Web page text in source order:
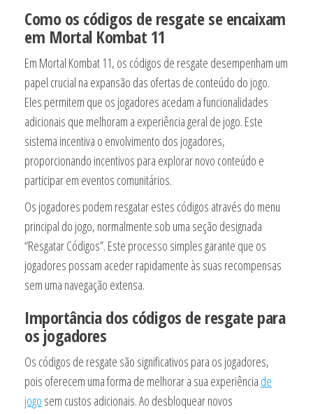
Como os códigos de resgate se encaixam
em Mortal Kombat 11
Em Mortal Kombat 11, os códigos de resgate desempenham um
papel crucial na expansão das ofertas de conteúdo do jogo.
Eles permitem que os jogadores acedam a funcionalidades
adicionais que melhoram a experiência geral de jogo. Este
sistema incentiva o envolvimento dos jogadores,
proporcionando incentivos para explorar novo conteúdo e
participar em eventos comunitários.
Os jogadores podem resgatar estes códigos através do menu
principal do jogo, normalmente sob uma seção designada
“Resgatar Códigos”. Este processo simples garante que os
jogadores possam aceder rapidamente às suas recompensas
sem uma navegação extensa.
Importância dos códigos de resgate para
os jogadores
Os códigos de resgate são significativos para os jogadores,
pois oferecem uma forma de melhorar a sua experiência de
jogo sem custos adicionais. Ao desbloquear novos